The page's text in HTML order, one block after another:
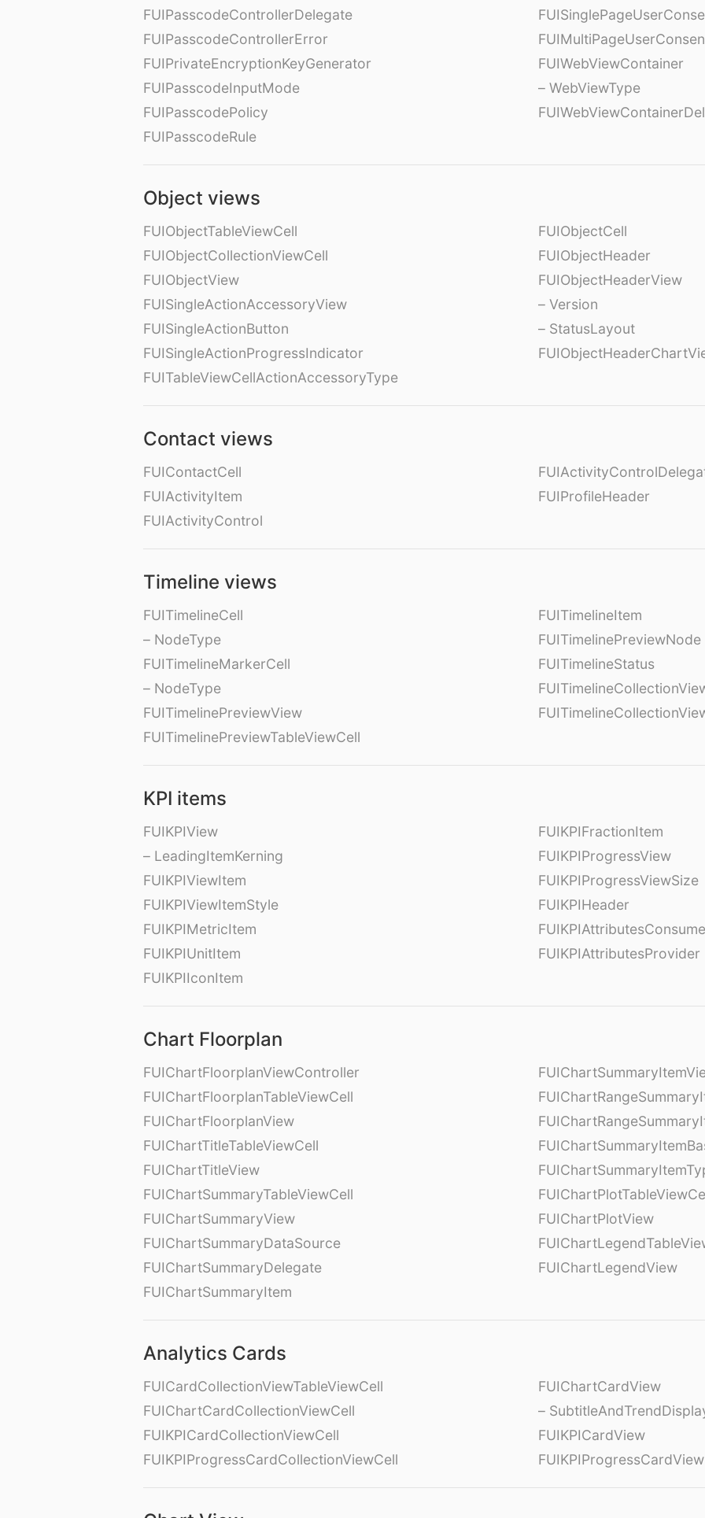
FUIPasscodeControllerDelegate
FUIPasscodeControllerError
FUIPrivateEncryptionKeyGenerator
FUIPasscodeInputMode
FUIPasscodePolicy
FUIPasscodeRule
FUIWebViewContainer
– WebViewType
Object views
FUIObjectTableViewCell
FUIObjectCollectionViewCell
FUIObjectView
FUISingleActionAccessoryView
FUISingleActionButton
FUISingleActionProgressIndicator
FUITableViewCellActionAccessoryType
FUIObjectCell
FUIObjectHeader
FUIObjectHeaderView
– Version
– StatusLayout
Contact views
FUIContactCell
FUIActivityItem
FUIActivityControl
FUIProfileHeader
Timeline views
FUITimelineCell
– NodeType
FUITimelineMarkerCell
– NodeType
FUITimelinePreviewView
FUITimelinePreviewTableViewCell
FUITimelineItem
FUITimelinePreviewNode
FUITimelineStatus
KPI items
FUIKPIView
– LeadingItemKerning
FUIKPIViewItem
FUIKPIViewItemStyle
FUIKPIMetricItem
FUIKPIUnitItem
FUIKPIIconItem
FUIKPIFractionItem
FUIKPIProgressView
FUIKPIProgressViewSize
FUIKPIHeader
FUIKPIAttributesProvider
Chart Floorplan
FUIChartFloorplanViewController
FUIChartFloorplanTableViewCell
FUIChartFloorplanView
FUIChartTitleTableViewCell
FUIChartTitleView
FUIChartSummaryTableViewCell
FUIChartSummaryView
FUIChartSummaryDataSource
FUIChartSummaryDelegate
FUIChartSummaryItem
FUIChartPlotView
FUIChartLegendView
Analytics Cards
FUICardCollectionViewTableViewCell
FUIChartCardCollectionViewCell
FUIKPICardCollectionViewCell
FUIKPIProgressCardCollectionViewCell
FUIChartCardView
–
FUIKPICardView
FUIKPIProgressCardView